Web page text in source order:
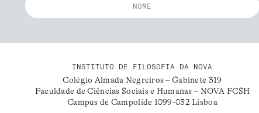
INSTITUTO DE FILOSOFIA DA NOVA
Colégio Almada Negreiros – Gabinete 319
Faculdade de Ciências Sociais e Humanas – NOVA FCSH
Campus de Campolide 1099-032 Lisboa